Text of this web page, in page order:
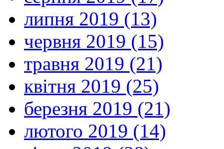
липня 2019 (13)
червня 2019 (15)
травня 2019 (21)
квітня 2019 (25)
березня 2019 (21)
лютого 2019 (14)